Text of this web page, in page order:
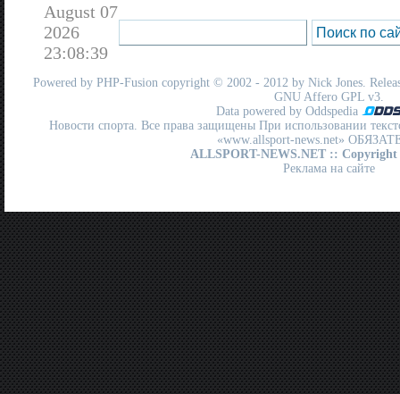
August 07
2026
23:08:39
Powered by PHP-Fusion copyright © 2002 - 2012 by Nick Jones.
GNU Affero GPL v3.
Data powered by Oddspedia
Новости спорта. Все права защищены При использовании
«www.allsport-news.net»
ALLSPORT-NEWS.NET :: Copyright
Реклама на сайте